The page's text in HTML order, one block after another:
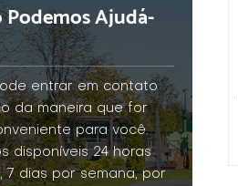
Podemos Ajudá-
entrar em contato
da maneira que for
para você.
disponíveis 24 horas
7 dias por semana, por